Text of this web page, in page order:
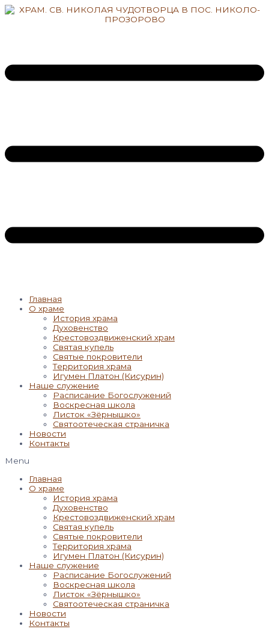
Перейти
Главная
О храме
История храма
Духовенство
Крестовоздвиженский храм
Святая купель
Святые покровители
Территория храма
Игумен Платон (Кисурин)
Наше служение
Расписание Богослужений
Воскресная школа
Листок «Зёрнышко»
Святоотеческая страничка
Новости
Контакты
Menu
Главная
О храме
История храма
Духовенство
Крестовоздвиженский храм
Святая купель
Святые покровители
Территория храма
Игумен Платон (Кисурин)
Наше служение
Расписание Богослужений
Воскресная школа
Листок «Зёрнышко»
Святоотеческая страничка
Новости
Контакты